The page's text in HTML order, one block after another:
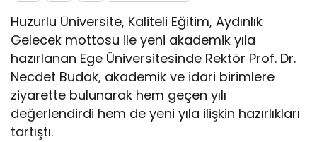
Huzurlu Üniversite, Kaliteli Eğitim, Aydınlık
Gelecek mottosu ile yeni akademik yıla
hazırlanan Ege Üniversitesinde Rektör Prof. Dr.
Necdet Budak, akademik ve idari birimlere
ziyarette bulunarak hem geçen yılı
değerlendirdi hem de yeni yıla ilişkin hazırlıkları
tartıştı.